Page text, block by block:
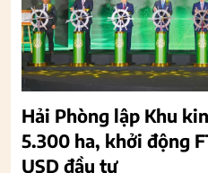
Hải Phòng lập Khu
5.300 ha, khởi động
USD đầu tư